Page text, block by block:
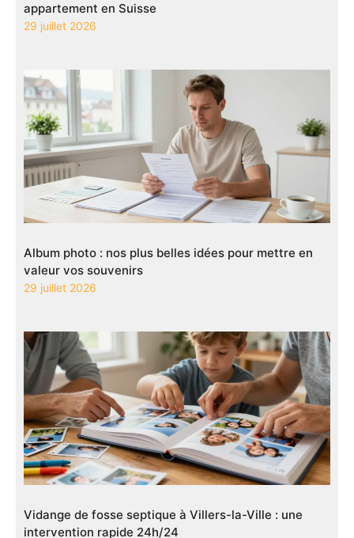
appartement en Suisse
29 juillet 2026
Album photo : nos plus belles idées pour mettre en
valeur vos souvenirs
29 juillet 2026
Vidange de fosse septique à Villers-la-Ville : une
intervention rapide 24h/24